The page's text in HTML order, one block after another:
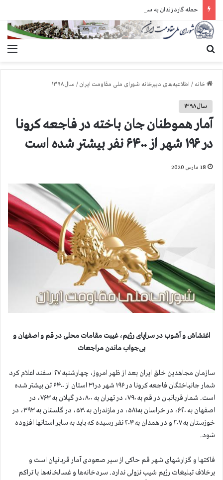
خانه / اطلاعیه‌های دبیرخانه شورای ملی مقاومت ایران/ سال ۱۳۹۸
سال ۱۳۹۸
آمار هموطنان جان باخته در فاجعه کرونا
در ۱۹۶ شهر از ۶۴۰۰ نفر بیشتر شده است
18 مارس 2020
اغتشاش و آشوب در سراپای رژیم، غیبت مقامات محلی در قم و اصفهان و
بی‌جواب ماندن مراجعات
سازمان مجاهدین خلق ایران بعد از ظهر امروز، چهارشنبه ۲۷ اسفند اعلام کرد
شمار جانباختگان فاجعه کرونا در ۱۹۶ شهر در۳۱ استان از ۶۴۰۰ تن بیشتر شده
است. شمار قربانیان در قم به ۷۹۰، در تهران به ۸۰۰،در گیلان به ۷۶۳، در
اصفهان به ۶۲۰، در خراسان به۵۸۱، در مازندران به ۵۳۰، در گلستان به ۳۹۳، در
خوزستان به ۲۰۷ و در همدان به ۲۰۴ نفر رسیده که باید به سایر استانها افزوده
شود.
فاکتها و گزارشهای شهر قم حاکی از سیر صعودی آمار قربانیان است و
برخلاف تبلیغات رژیم شیب نزولی ندارد. سردخانه‌ها و غسالخانه‌ها با تراکم